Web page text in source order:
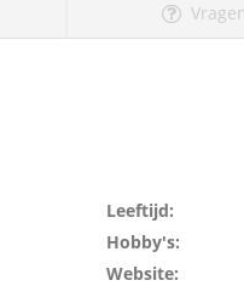
Leeftijd:
Hobby's:
Website: